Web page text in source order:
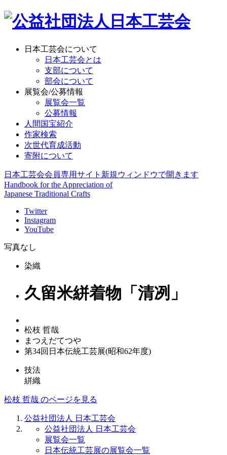
日本工芸会について
日本工芸会とは
支部について
部会について
展覧会/公募情報
展覧会一覧
公募情報
人間国宝紹介
作家検索
次世代育成活動
寄附について
日本工芸会会員専用サイト 新規ウィンドウで開きます
Handbook for the Appreciation of
Japanese Traditional Crafts
Twitter
Instagram
YouTube
写真なし
染織
久留米絣着物「清冽」
松枝 哲哉
まつえだてつや
第34回日本伝統工芸展(昭和62年度)
技法
絣織
松枝 哲哉 のページを見る
公益社団法人 日本工芸会
公益社団法人 日本工芸会
展覧会一覧
日本伝統工芸展の展覧会一覧